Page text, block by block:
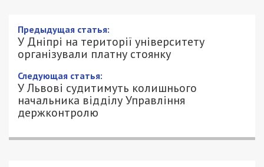
Предыдущая статья:
У Дніпрі на території університету
організували платну стоянку
Следующая статья:
У Львові судитимуть колишнього
начальника відділу Управління
держконтролю